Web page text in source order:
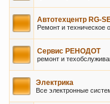
Автотехцентр RG-
Ремонт и техническое
Сервис РЕНОДОТ
ремонт и
Электрика
Все электронные